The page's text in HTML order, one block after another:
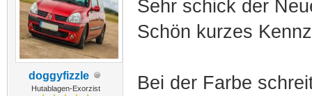
doggyfizzle
Hutablagen-Exorzist
Sehr schick der
Schön kurzes
Bei der Farbe